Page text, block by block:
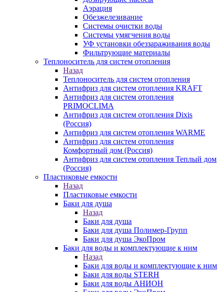
Аэрация
Обезжелезивание
Системы очистки воды
Системы умягчения воды
УФ установки обеззараживания воды
Фильтрующие материалы
Теплоноситель для систем отопления
Назад
Теплоноситель для систем отопления
Антифриз для систем отопления KRAFT
Антифриз для систем отопления
PRIMOCLIMA
Антифриз для систем отопления Dixis
(Россия)
Антифриз для систем отопления WARME
Антифриз для систем отопления
Комфортный дом (Россия)
Антифриз для систем отопления Теплый дом
(Россия)
Пластиковые емкости
Назад
Пластиковые емкости
Баки для душа
Назад
Баки для душа
Баки для душа Полимер-Групп
Баки для душа ЭкоПром
Баки для воды и комплектующие к ним
Назад
Баки для воды и комплектующие к ним
Баки для воды STERH
Баки для воды АНИОН